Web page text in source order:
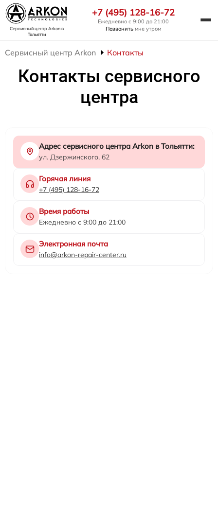
Сервисный центр Arkonв
Тольятти
+7 (495) 128-16-72
Ежедневно с 9:00 до 21:00
Позвонить мне утром
Сервисный центр Arkon Контакты
Контакты сервисного
центра
Адрес сервисного центра Arkon в Тольятти:
ул. Дзержинского, 62
Горячая линия
+7 (495) 128-16-72
Время работы
Ежедневно с 9:00 до 21:00
Электронная почта
info@arkon-repair-center.ru